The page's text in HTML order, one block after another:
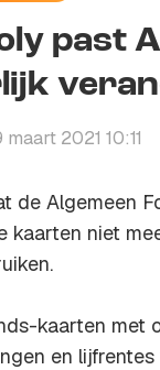
past
maart 2021 10:11
de Algemeen
kaarten niet
kaarten met
en